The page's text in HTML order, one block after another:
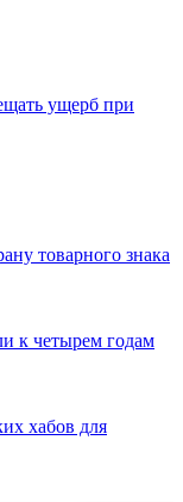
ущерб при
товарного знака
к четырем годам
хабов для